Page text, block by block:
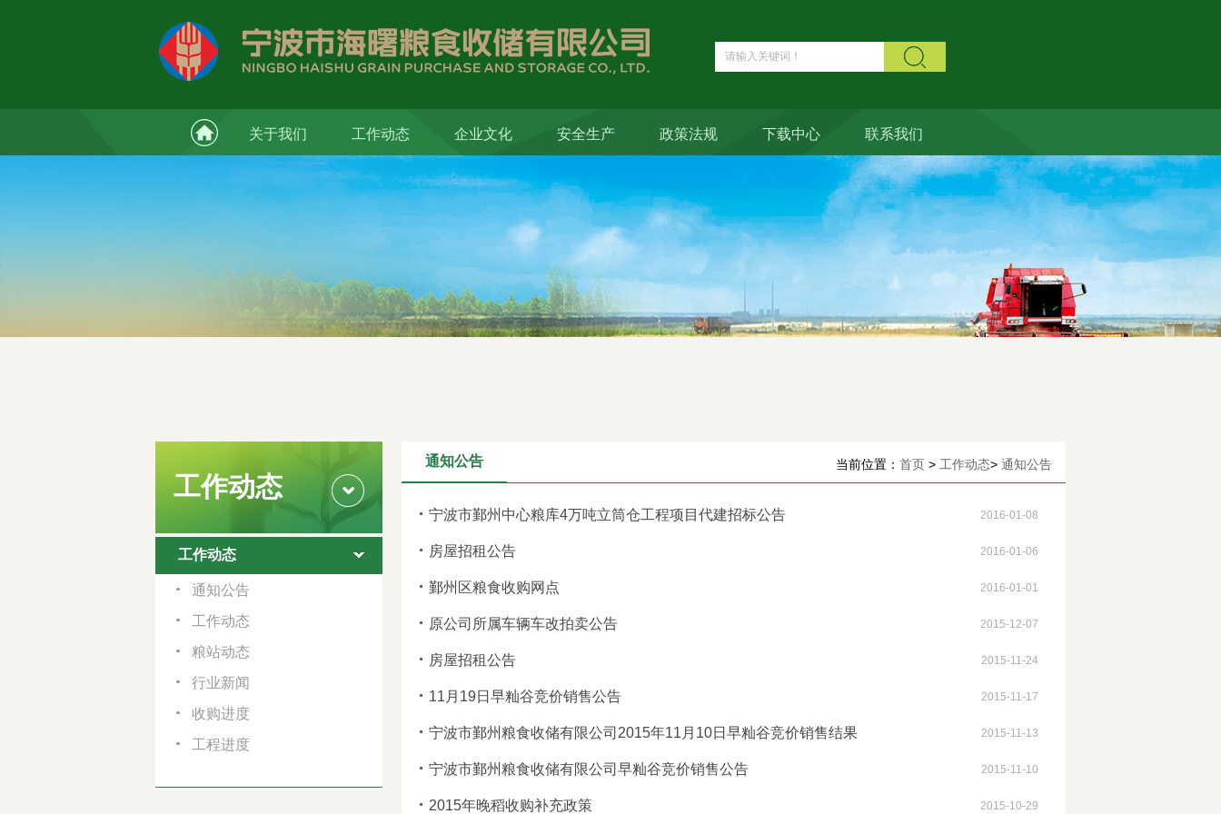
关于我们 工作动态 企业文化 安全生产 政策法规 下载中心 联系我们
工作动态
工作动态
通知公告
工作动态
粮站动态
行业新闻
收购进度
工程进度
当前位置： 首页 > 工作动态> 通知公告
通知公告
2016-01-08
宁波市鄞州中心粮库4万吨立筒仓工程项目代建招标公告
2016-01-06
房屋招租公告
2016-01-01
鄞州区粮食收购网点
2015-12-07
原公司所属车辆车改拍卖公告
2015-11-24
房屋招租公告
2015-11-17
11月19日早籼谷竞价销售公告
2015-11-13
宁波市鄞州粮食收储有限公司2015年11月10日早籼谷竞价销售结果
2015-11-10
宁波市鄞州粮食收储有限公司早籼谷竞价销售公告
2015-10-29
2015年晚稻收购补充政策